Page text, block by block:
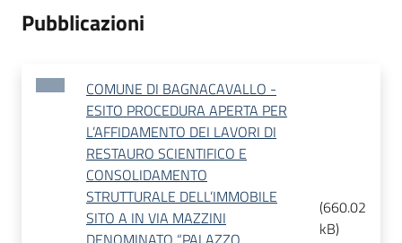
Pubblicazioni
COMUNE DI BAGNACAVALLO -
ESITO PROCEDURA APERTA PER
L’AFFIDAMENTO DEI LAVORI DI
RESTAURO SCIENTIFICO E
CONSOLIDAMENTO
STRUTTURALE DELL’IMMOBILE
SITO A IN VIA MAZZINI
(660.02
kB)